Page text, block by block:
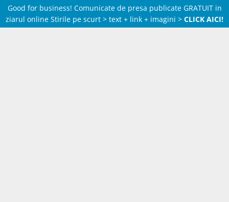
Good for business! Comunicate de presa publicate GRATUIT in
ziarul online Stirile pe scurt > text + link + imagini > CLICK AICI!